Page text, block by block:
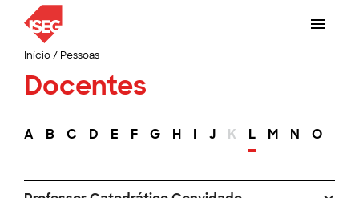
Início/ Pessoas
Docentes
A B C D E F G H I J K L M N O